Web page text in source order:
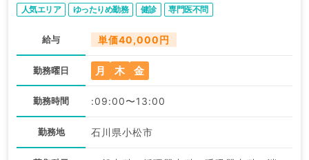
人気エリア ゆったりめ勤務 健診 専門医不問
給与 単価40,000円
勤務曜日 月 木 金
勤務時間 :09:00〜13:00
勤務地 石川県小松市